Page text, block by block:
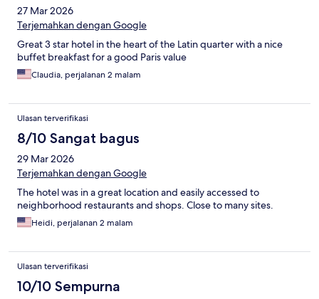
27 Mar 2026
Terjemahkan dengan Google
Great 3 star hotel in the heart of the Latin quarter with a nice
buffet breakfast for a good Paris value
Claudia, perjalanan 2 malam
Ulasan terverifikasi
8/10 Sangat bagus
29 Mar 2026
Terjemahkan dengan Google
The hotel was in a great location and easily accessed to
neighborhood restaurants and shops. Close to many sites.
Heidi, perjalanan 2 malam
Ulasan terverifikasi
10/10 Sempurna